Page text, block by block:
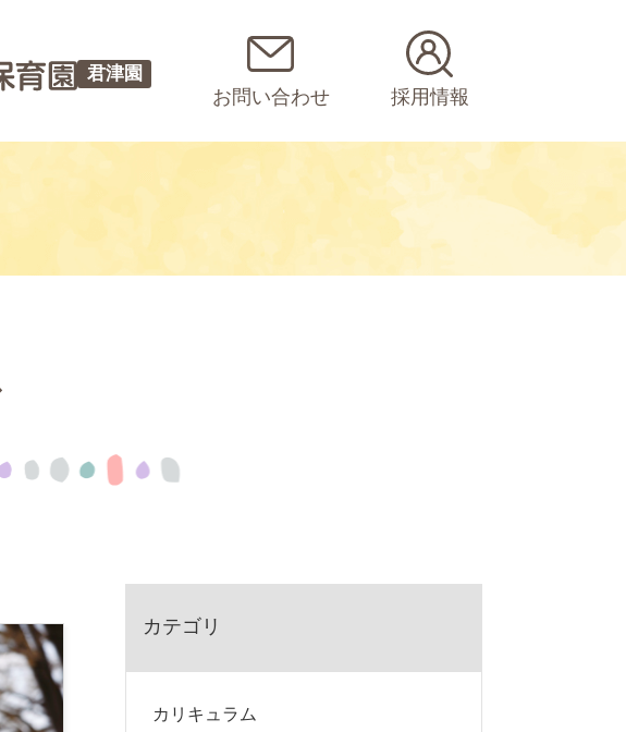
君津園
お問い合わせ 採用情報
カテゴリ
カリキュラム